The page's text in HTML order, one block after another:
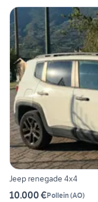
Jeep renegade 4x4
10.000 €Pollein(AO)